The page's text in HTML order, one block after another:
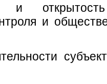
и открытость
и